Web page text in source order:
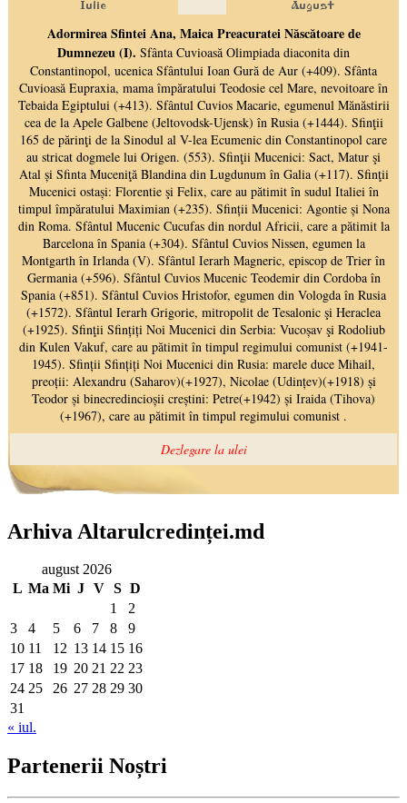
Arhiva Altarulcredinței.md
august 2026
L Ma Mi J V S D
1
2
3
4 5 6 7 8
9
10 11 12 13 14 15 16
17 18 19 20 21 22 23
24 25 26 27 28 29 30
31
« iul.
Partenerii Noștri